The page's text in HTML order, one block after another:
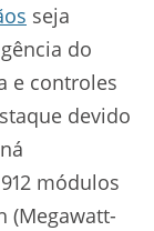
seja
do
e controles
devido
módulos
(Megawatt-